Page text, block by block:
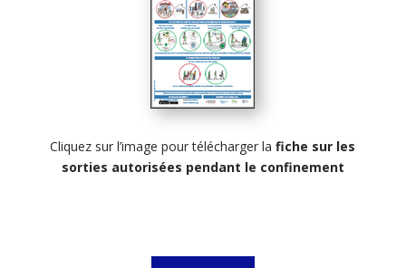
Cliquez sur l’image pour télécharger lafiche sur les
sorties autorisées pendant le confinement